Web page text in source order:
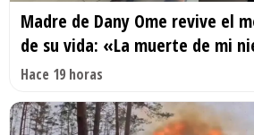
Madre de Dany Ome revive el
de su vida: «La muerte de mi
Hace 19 horas